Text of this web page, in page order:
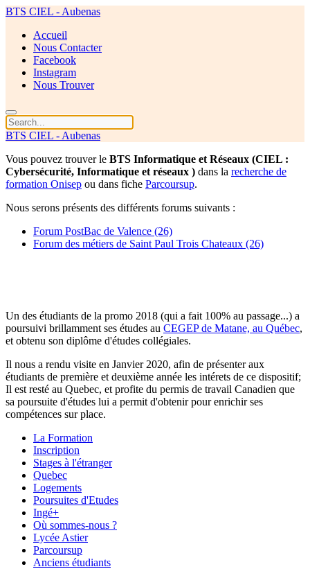
BTS CIEL - Aubenas
Accueil
Nous Contacter
Facebook
Instagram
Nous Trouver
BTS CIEL - Aubenas
Vous pouvez trouver le BTS Informatique et Réseaux (CIEL :
Cybersécurité, Informatique et réseaux ) dans la recherche de
formation Onisep ou dans fiche Parcoursup.
Nous serons présents des différents forums suivants :
Forum PostBac de Valence (26)
Forum des métiers de Saint Paul Trois Chateaux (26)
Un des étudiants de la promo 2018 (qui a fait 100% au passage...) a
poursuivi brillamment ses études au CEGEP de Matane, au Québec,
et obtenu son diplôme d'études collégiales.
Il nous a rendu visite en Janvier 2020, afin de présenter aux
étudiants de première et deuxième année les intérets de ce dispositif;
Il est resté au Quebec, et profite du permis de travail Canadien que
sa poursuite d'études lui a permit d'obtenir pour enrichir ses
compétences sur place.
La Formation
Inscription
Stages à l'étranger
Quebec
Logements
Poursuites d'Etudes
Ingé+
Où sommes-nous ?
Lycée Astier
Parcoursup
Anciens étudiants